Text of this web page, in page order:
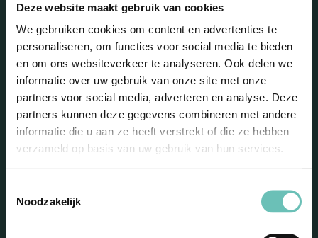
Deze website maakt gebruik van cookies
We gebruiken cookies om content en advertenties te
personaliseren, om functies voor social media te bieden
en om ons websiteverkeer te analyseren. Ook delen we
informatie over uw gebruik van onze site met onze
partners voor social media, adverteren en analyse. Deze
partners kunnen deze gegevens combineren met andere
informatie die u aan ze heeft verstrekt of die ze hebben
verzameld op basis van uw gebruik van hun services.
Noodzakelijk
Blijf op de hoogte met onze
nieuwsbrief